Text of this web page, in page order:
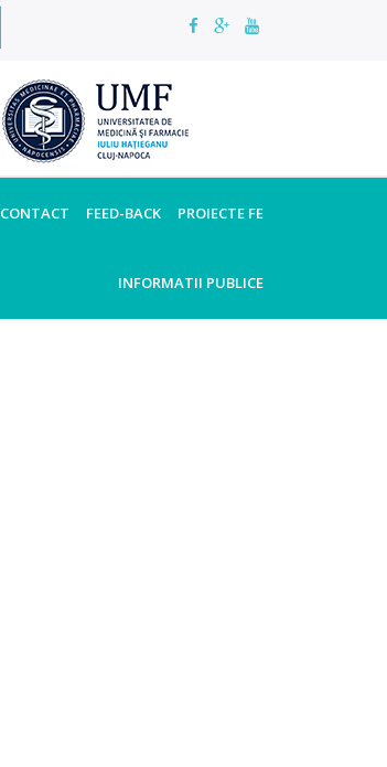
CONTACT FEED-BACK PROIECTE FE
INFORMATII PUBLICE